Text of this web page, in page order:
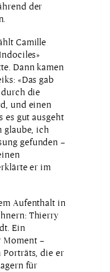
der
Camille
Dann kamen
«Das gab
die
und einen
es gut ausgeht
glaube, ich
gefunden –
er im
Aufenthalt in
Thierry
Ein
Moment –
Porträts, die er
für